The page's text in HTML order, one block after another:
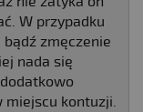
W przypadku
zmęczenie
nada się
miejscu kontuzji.